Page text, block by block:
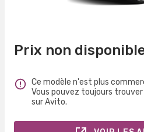
Prix non
Ce modèle n'est plus
Vous pouvez toujours
sur Avito.